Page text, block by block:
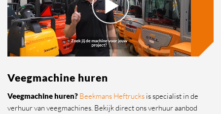
Veegmachine huren
Veegmachine huren? Beekmans Heftrucks is specialist in de
verhuur van veegmachines. Bekijk direct ons verhuur aanbod